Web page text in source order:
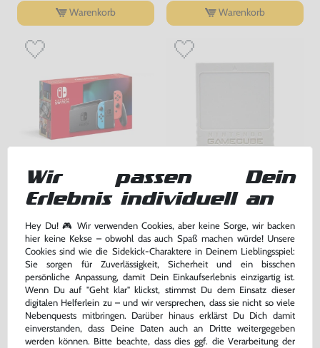
Warenkorb Warenkorb
Konsole #Neon-Rot/Neon-Blau
nur239,99 €
Warenkorb
Original Nintendo 59
Memorycard / Speicherkarte
#grau DOL-008
nur19,99 €
Warenkorb
DAS HABEN ANDERE DAZU
GEKAUFT
Wir passen Dein
Erlebnis individuell an
Hey Du! 🎮 Wir verwenden Cookies, aber keine Sorge, wir backen
hier keine Kekse – obwohl das auch Spaß machen würde! Unsere
Cookies sind wie die Sidekick-Charaktere in Deinem Lieblingsspiel:
Sie sorgen für Zuverlässigkeit, Sicherheit und ein bisschen
persönliche Anpassung, damit Dein Einkaufserlebnis einzigartig ist.
Wenn Du auf "Geht klar" klickst, stimmst Du dem Einsatz dieser
digitalen Helferlein zu – und wir versprechen, dass sie nicht so viele
Nebenquests mitbringen. Darüber hinaus erklärst Du Dich damit
einverstanden, dass Deine Daten auch an Dritte weitergegeben
werden können. Bitte beachte, dass dies ggf. die Verarbeitung der